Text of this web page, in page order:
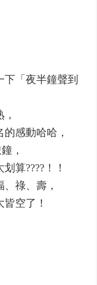
「夜半鐘聲到
感動哈哈，
，
算????！！
祿、壽，
空了！